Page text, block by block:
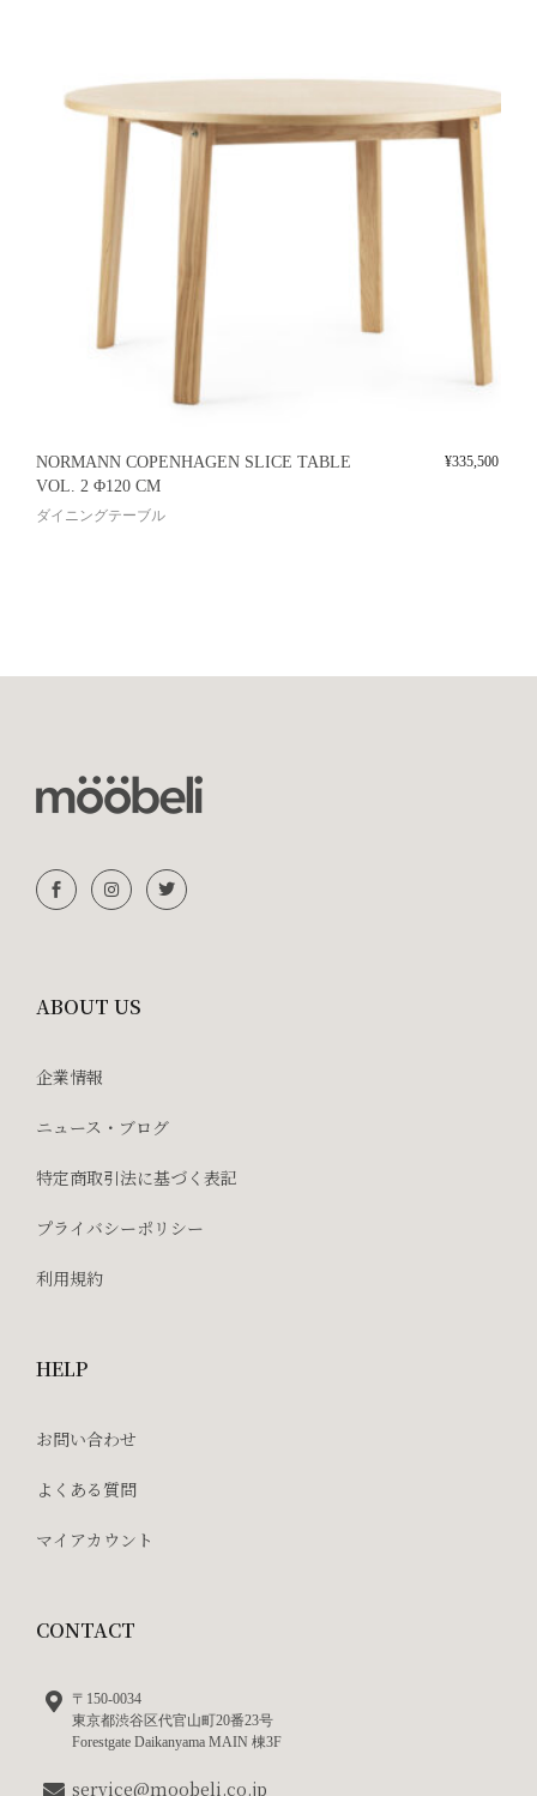
NORMANN COPENHAGEN SLICE TABLE
VOL. 2 Φ120 CM
ダイニングテーブル
¥335,500
ABOUT US
企業情報
ニュース・ブログ
特定商取引法に基づく表記
プライバシーポリシー
利用規約
HELP
お問い合わせ
よくある質問
マイアカウント
CONTACT
〒150-0034
東京都渋谷区代官山町20番23号
Forestgate Daikanyama MAIN 棟3F
service@moobeli.co.jp